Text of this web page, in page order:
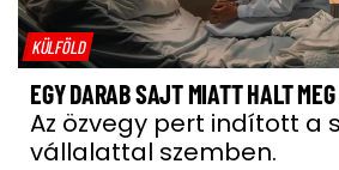
KÜLFÖLD
EGY DARAB SAJT MIATT HALT
Az özvegy pert indított a
vállalattal szemben.